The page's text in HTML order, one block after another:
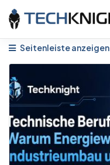
Seitenleiste anzeigen